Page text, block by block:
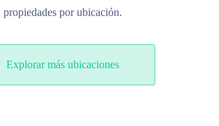
propiedades por ubicación.
Explorar más ubicaciones